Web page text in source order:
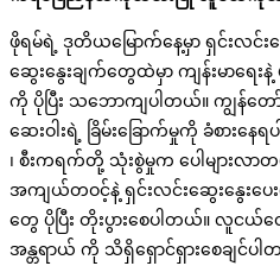
ဖိုရမ်ရဲ့ ဒုတိယမြောက်နေ့မှာ ရှင်းလင်
ဆွေးနွေးချက်တွေထဲမှာ ကျန်းမာရ
ကို ပိုပြီး သဘောကျပါတယ်။ ကျွန်
ဆေးဝါးရဲ့ ခြိမ်းခြောက်မှုကို ခံစားန
၊ စီးကရက်တို့ သုံးစွဲမှုက ပေါများလ
အကျယ်တဝင့်နဲ့ ရှင်းလင်းဆွေးနွေးပ
တွေ ပိုပြီး တိုးပွားစေပါတယ်။ လူငယ်တွ
အန္တရာယ် ကို သိရှိရှောင်ရှားစေချင်ပါ